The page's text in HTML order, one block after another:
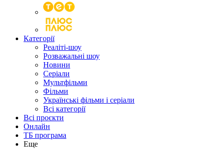
Категорії
Реаліті-шоу
Розважальні шоу
Новини
Серіали
Мультфільми
Фільми
Українські фільми і серіали
Всі категорії
Всі проєкти
Онлайн
ТБ програма
Еще